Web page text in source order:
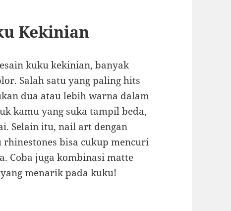
Kekinian
kuku kekinian, banyak
Salah satu yang paling hits
dua atau lebih warna dalam
kamu yang suka tampil beda,
Selain itu, nail art dengan
bisa cukup mencuri
Coba juga kombinasi matte
menarik pada kuku!